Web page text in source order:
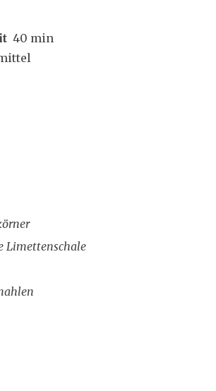
40 min
Limettenschale